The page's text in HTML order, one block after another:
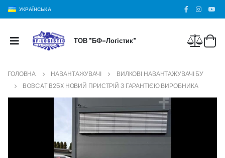
УКРАЇНСЬКА
ТОВ "БФ-Логістик"
ГОЛОВНА НАВАНТАЖУВАЧІ
ВИЛКОВІ НАВАНТАЖУВАЧІ БУ
BOBCAT B25X НОВИЙ ПРИСТРІЙ З ГАРАНТІЄЮ ВИРОБНИКА